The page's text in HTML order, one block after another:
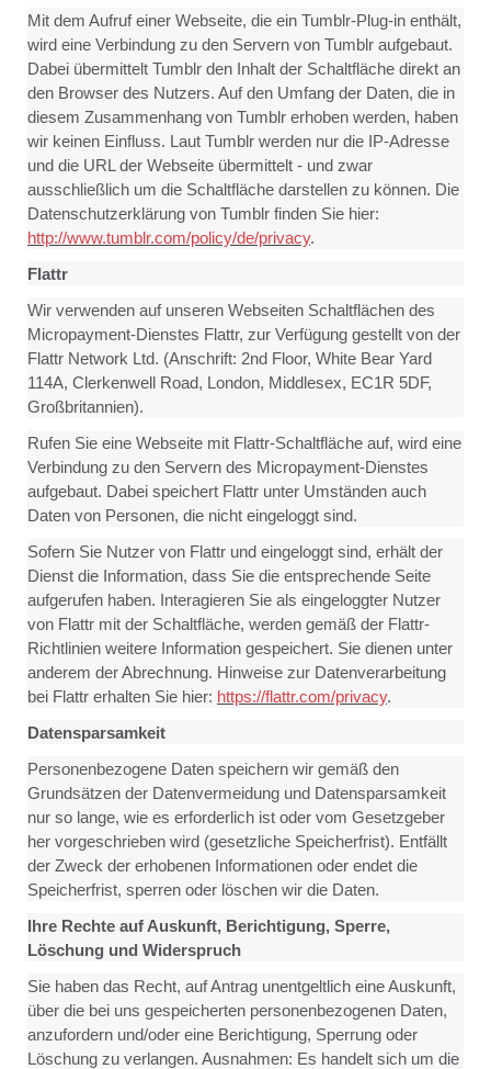
Mit dem Aufruf einer Webseite, die ein Tumblr-Plug-in enthält,
wird eine Verbindung zu den Servern von Tumblr aufgebaut.
Dabei übermittelt Tumblr den Inhalt der Schaltfläche direkt an
den Browser des Nutzers. Auf den Umfang der Daten, die in
diesem Zusammenhang von Tumblr erhoben werden, haben
wir keinen Einfluss. Laut Tumblr werden nur die IP-Adresse
und die URL der Webseite übermittelt - und zwar
ausschließlich um die Schaltfläche darstellen zu können. Die
Datenschutzerklärung von Tumblr finden Sie hier:
http://www.tumblr.com/policy/de/privacy.
Flattr
Wir verwenden auf unseren Webseiten Schaltflächen des
Micropayment-Dienstes Flattr, zur Verfügung gestellt von der
Flattr Network Ltd. (Anschrift: 2nd Floor, White Bear Yard
114A, Clerkenwell Road, London, Middlesex, EC1R 5DF,
Großbritannien).
Rufen Sie eine Webseite mit Flattr-Schaltfläche auf, wird eine
Verbindung zu den Servern des Micropayment-Dienstes
aufgebaut. Dabei speichert Flattr unter Umständen auch
Daten von Personen, die nicht eingeloggt sind.
Sofern Sie Nutzer von Flattr und eingeloggt sind, erhält der
Dienst die Information, dass Sie die entsprechende Seite
aufgerufen haben. Interagieren Sie als eingeloggter Nutzer
von Flattr mit der Schaltfläche, werden gemäß der Flattr-
Richtlinien weitere Information gespeichert. Sie dienen unter
anderem der Abrechnung. Hinweise zur Datenverarbeitung
bei Flattr erhalten Sie hier: https://flattr.com/privacy.
Datensparsamkeit
Personenbezogene Daten speichern wir gemäß den
Grundsätzen der Datenvermeidung und Datensparsamkeit
nur so lange, wie es erforderlich ist oder vom Gesetzgeber
her vorgeschrieben wird (gesetzliche Speicherfrist). Entfällt
der Zweck der erhobenen Informationen oder endet die
Speicherfrist, sperren oder löschen wir die Daten.
Ihre Rechte auf Auskunft, Berichtigung, Sperre,
Löschung und Widerspruch
Sie haben das Recht, auf Antrag unentgeltlich eine Auskunft,
über die bei uns gespeicherten personenbezogenen Daten,
anzufordern und/oder eine Berichtigung, Sperrung oder
Löschung zu verlangen. Ausnahmen: Es handelt sich um die